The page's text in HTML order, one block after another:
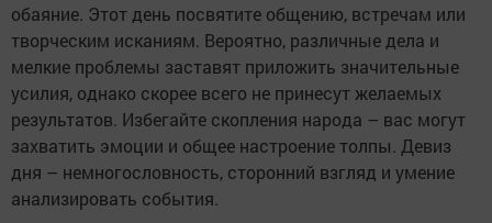
обаяние. Этот день посвятите общению, встречам или
творческим исканиям. Вероятно, различные дела и
мелкие проблемы заставят приложить значительные
усилия, однако скорее всего не принесут желаемых
результатов. Избегайте скопления народа – вас могут
захватить эмоции и общее настроение толпы. Девиз
дня – немногословность, сторонний взгляд и умение
анализировать события.